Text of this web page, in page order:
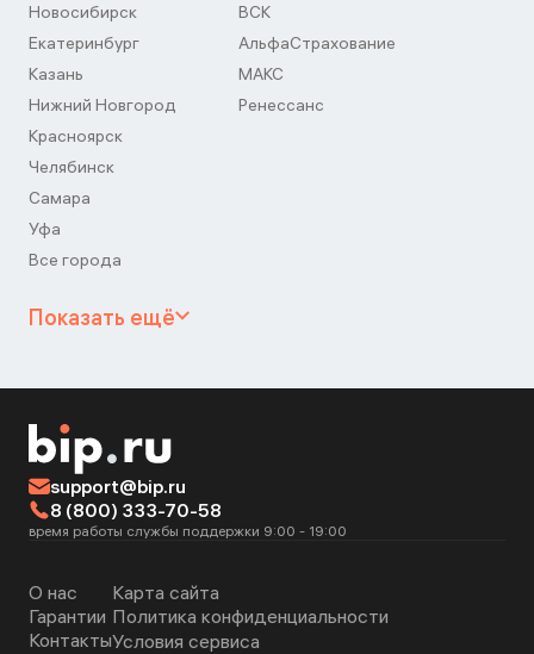
Новосибирск
Екатеринбург
Казань
Нижний Новгород
Красноярск
Челябинск
Самара
Уфа
Все города
ВСК
АльфаСтрахование
МАКС
Ренессанс
Показать ещё
support@bip.ru
8 (800) 333-70-58
время работы службы поддержки 9:00 - 19:00
О нас
Гарантии
Контакты
Карта сайта
Политика конфиденциальности
Условия сервиса